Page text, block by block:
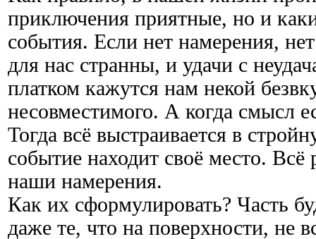
приключения приятные, но и
события. Если нет намерения,
для нас странны, и удачи с
платком кажутся нам некой
несовместимого. А когда смысл
Тогда всё выстраивается в
событие находит своё место. Всё
наши намерения.
Как их сформулировать? Часть
даже те, что на поверхности, не